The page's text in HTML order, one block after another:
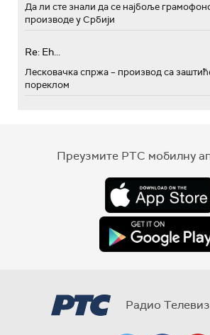
Да ли сте знали да се најбоље
производе у Србији
Re: Eh...
Лесковачка спржа – производ са
пореклом
Преузмите РТС мобилну
Радио